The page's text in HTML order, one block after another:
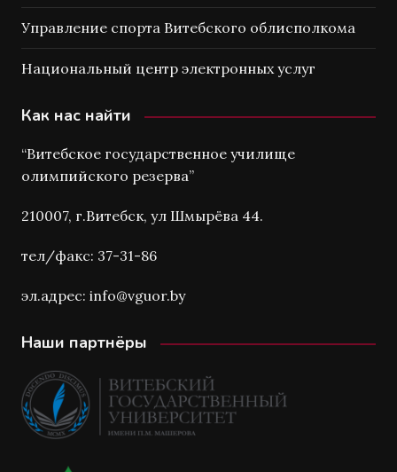
Управление спорта Витебского облисполкома
Национальный центр электронных услуг
Как нас найти
“Витебское государственное училище
олимпийского резерва”
210007, г.Витебск, ул Шмырёва 44.
тел/факс: 37-31-86
эл.адрес: info@vguor.by
Наши партнёры